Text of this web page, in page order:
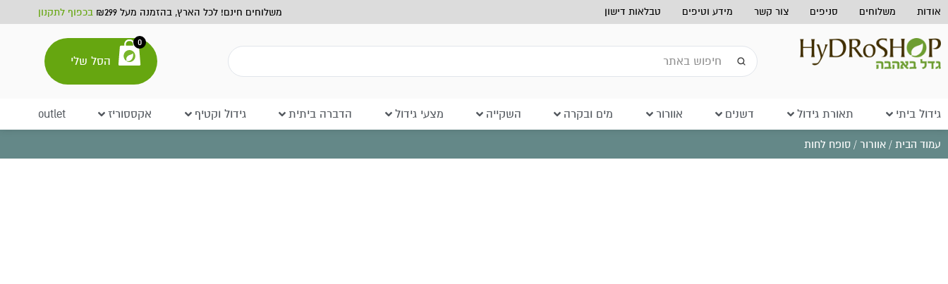
אודות משלוחים סניפים צור קשר מידע וטיפים טבלאות דישון משלוחים חינם! לכל הארץ, בהזמנה מעל ₪299 בכפוף לתקנון
0
הסל שלי
גידול ביתי תאורת גידול דשנים אוורור מים ובקרה השקייה מצעי גידול הדברה ביתית גידול וקטיף אקססוריז outlet
עמוד הבית / אוורור / סופח לחות